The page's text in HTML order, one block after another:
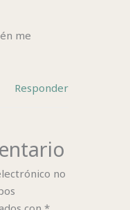
me
Responder
no